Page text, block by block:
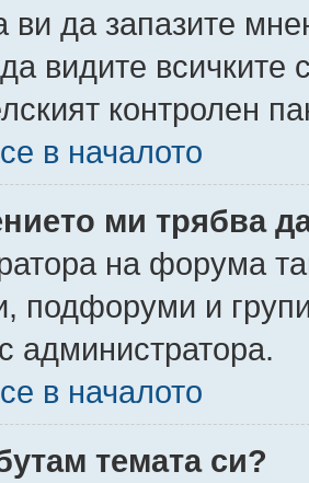
ви да запазите
видите всичките
контролен
в началото
ми трябва
на форума
подфоруми и
администратора.
в началото
темата си?